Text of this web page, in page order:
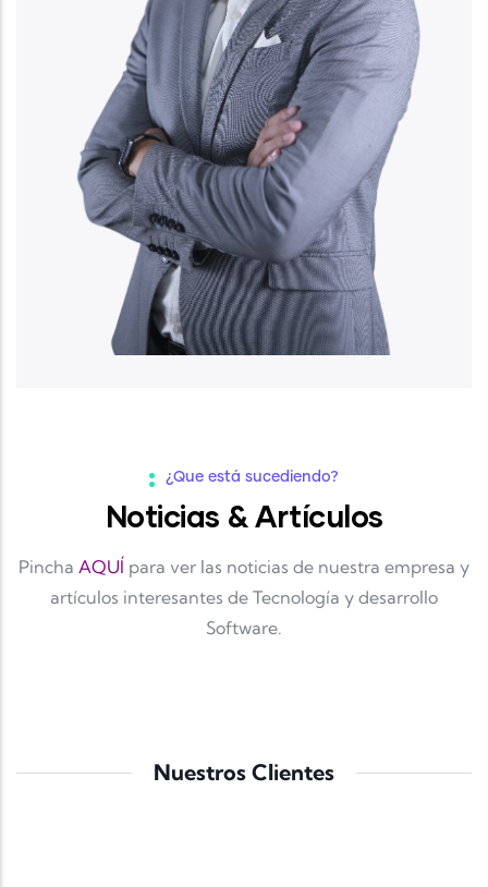
¿Que está sucediendo?
Noticias & Artículos
Pincha AQUÍ para ver las noticias de nuestra empresa y
artículos interesantes de Tecnología y desarrollo
Software.
Nuestros Clientes